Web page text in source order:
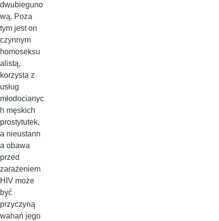
dwubieguno
wą. Poza
tym jest on
czynnym
homoseksu
alistą,
korzysta z
usług
młodocianyc
h męskich
prostytutek,
a nieustann
a obawa
przed
zarażeniem
HIV może
być
przyczyną
wahań jego